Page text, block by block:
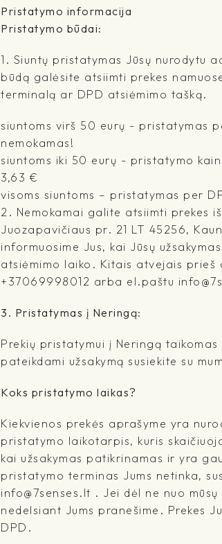
Pristatymo informacija
Pristatymo būdai:
1. Siuntų pristatymas Jūsų nurodytu
būdą galėsite atsiimti prekes
terminalą ar DPD atsiėmimo tašką.
siuntoms virš 50 eurų - pristatymas
nemokamas!
siuntoms iki 50 eurų - pristatymo
3,63 €
visoms siuntoms – pristatymas per
2. Nemokamai galite atsiimti prekes
Juozapavičiaus pr. 21 LT 45256,
informuosime Jus, kai Jūsų
atsiėmimo laiko. Kitais atvejais prieš
+37069998012 arba el.paštu
3. Pristatymas į Neringą:
Prekių pristatymui į Neringą
pateikdami užsakymą susiekite su
Koks pristatymo laikas?
Kiekvienos prekės aprašyme yra
pristatymo laikotarpis, kuris
kai užsakymas patikrinamas ir yra
pristatymo terminas Jums netinka,
info@7senses.lt . Jei dėl ne nuo
nedelsiant Jums pranešime. Prekes
DPD.